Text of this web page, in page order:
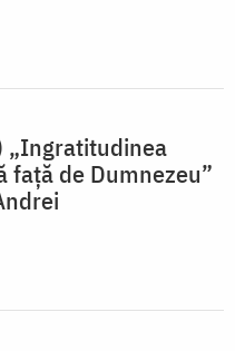
„Ingratitudinea
față de Dumnezeu”